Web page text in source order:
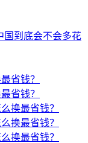
国到底会不会多花
省钱？
省钱？
换最省钱？
换最省钱？
换最省钱？